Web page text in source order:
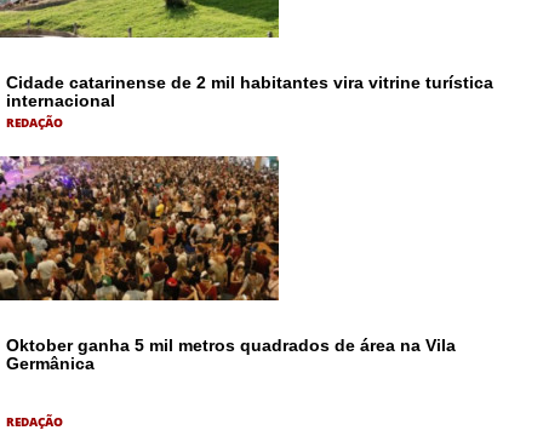
Cidade catarinense de 2 mil habitantes vira vitrine turística
internacional
REDAÇÃO
Oktober ganha 5 mil metros quadrados de área na Vila
Germânica
REDAÇÃO